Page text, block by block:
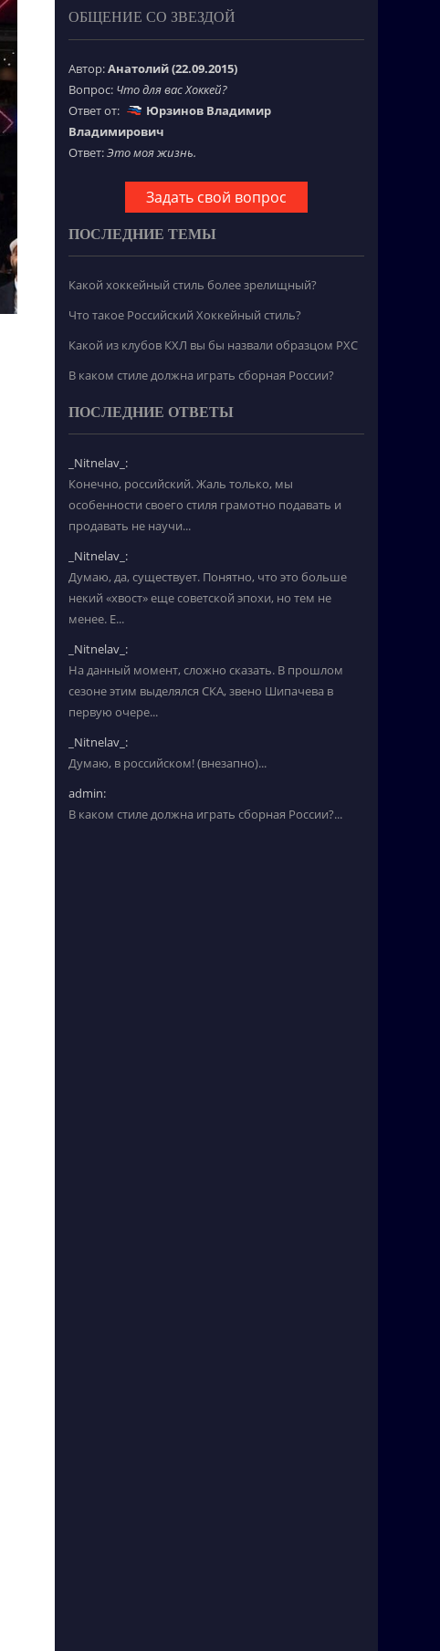
ОБЩЕНИЕ СО ЗВЕЗДОЙ
Автор:Анатолий (22.09.2015)
Вопрос: Что для вас Хоккей?
Ответ от:
Юрзинов Владимир
Владимирович
Ответ:Это моя жизнь.
Задать свой вопрос
ПОСЛЕДНИЕ ТЕМЫ
Какой хоккейный стиль более зрелищный?
Что такое Российский Хоккейный стиль?
Какой из клубов КХЛ вы бы назвали образцом РХС
В каком стиле должна играть сборная России?
ПОСЛЕДНИЕ ОТВЕТЫ
_Nitnelav_:
Конечно, российский. Жаль только, мы
особенности своего стиля грамотно подавать и
продавать не научи...
_Nitnelav_:
Думаю, да, существует. Понятно, что это больше
некий «хвост» еще советской эпохи, но тем не
менее. Е...
_Nitnelav_:
На данный момент, сложно сказать. В прошлом
сезоне этим выделялся СКА, звено Шипачева в
первую очере...
_Nitnelav_:
Думаю, в российском! (внезапно)...
admin:
В каком стиле должна играть сборная России?...